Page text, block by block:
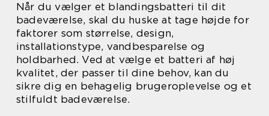
Når du vælger et blandingsbatteri til dit
badeværelse, skal du huske at tage højde for
faktorer som størrelse, design,
installationstype, vandbesparelse og
holdbarhed. Ved at vælge et batteri af høj
kvalitet, der passer til dine behov, kan du
sikre dig en behagelig brugeroplevelse og et
stilfuldt badeværelse.